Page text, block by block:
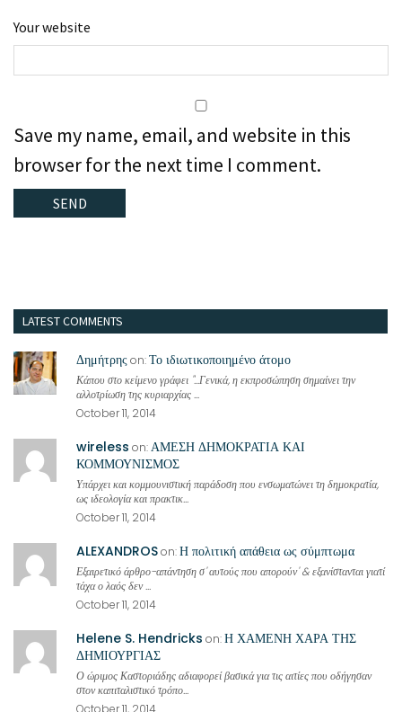
Your website
Save my name, email, and website in this
browser for the next time I comment.
LATEST COMMENTS
Δημήτρηςon:Το ιδιωτικοποιημένο άτομο
Κάπου στο κείμενο γράφει "...Γενικά, η εκπροσώπηση σημαίνει την
αλλοτρίωση της κυριαρχίας ...
October 11, 2014
wireless on:ΑΜΕΣΗ ΔΗΜΟΚΡΑΤΙΑ ΚΑΙ
ΚΟΜΜΟΥΝΙΣΜΟΣ
Υπάρχει και κομμουνιστική παράδοση που ενσωματώνει τη δημοκρατία,
ως ιδεολογία και πρακτικ...
October 11, 2014
ALEXANDROSon:Η πολιτική απάθεια ως σύμπτωμα
Εξαιρετικό άρθρο-απάντηση σ' αυτούς που απορούν' & εξανίστανται γιατί
τάχα ο λαός δεν ...
October 11, 2014
Helene S. Hendricks on:Η ΧΑΜΕΝΗ ΧΑΡΑ ΤΗΣ
ΔΗΜΙΟΥΡΓΙΑΣ
Ο ώριμος Καστοριάδης αδιαφορεί βασικά για τις αιτίες που οδήγησαν
στον καπιταλιστικό τρόπο...